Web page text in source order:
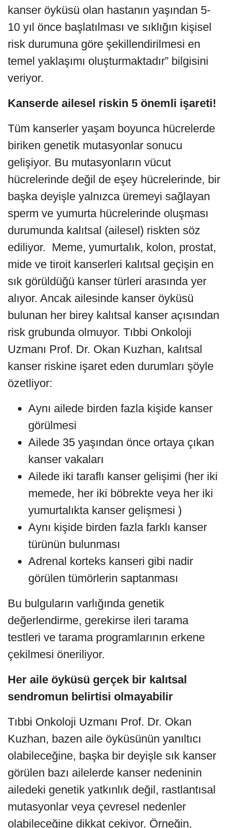
kanser öyküsü olan hastanın yaşından 5-
10 yıl önce başlatılması ve sıklığın kişisel
risk durumuna göre şekillendirilmesi en
temel yaklaşımı oluşturmaktadır” bilgisini
veriyor.
Kanserde ailesel riskin 5 önemli işareti!
Tüm kanserler yaşam boyunca hücrelerde
biriken genetik mutasyonlar sonucu
gelişiyor. Bu mutasyonların vücut
hücrelerinde değil de eşey hücrelerinde, bir
başka deyişle yalnızca üremeyi sağlayan
sperm ve yumurta hücrelerinde oluşması
durumunda kalıtsal (ailesel) riskten söz
ediliyor. Meme, yumurtalık, kolon, prostat,
mide ve tiroit kanserleri kalıtsal geçişin en
sık görüldüğü kanser türleri arasında yer
alıyor. Ancak ailesinde kanser öyküsü
bulunan her birey kalıtsal kanser açısından
risk grubunda olmuyor. Tıbbi Onkoloji
Uzmanı Prof. Dr. Okan Kuzhan, kalıtsal
kanser riskine işaret eden durumları şöyle
özetliyor:
Aynı ailede birden fazla kişide kanser
görülmesi
Ailede 35 yaşından önce ortaya çıkan
kanser vakaları
Ailede iki taraflı kanser gelişimi (her iki
memede, her iki böbrekte veya her iki
yumurtalıkta kanser gelişmesi )
Aynı kişide birden fazla farklı kanser
türünün bulunması
Adrenal korteks kanseri gibi nadir
görülen tümörlerin saptanması
Bu bulguların varlığında genetik
değerlendirme, gerekirse ileri tarama
testleri ve tarama programlarının erkene
çekilmesi öneriliyor.
Her aile öyküsü gerçek bir kalıtsal
sendromun belirtisi olmayabilir
Tıbbi Onkoloji Uzmanı Prof. Dr. Okan
Kuzhan, bazen aile öyküsünün yanıltıcı
olabileceğine, başka bir deyişle sık kanser
görülen bazı ailelerde kanser nedeninin
ailedeki genetik yatkınlık değil, rastlantısal
mutasyonlar veya çevresel nedenler
olabileceğine dikkat çekiyor. Örneğin,